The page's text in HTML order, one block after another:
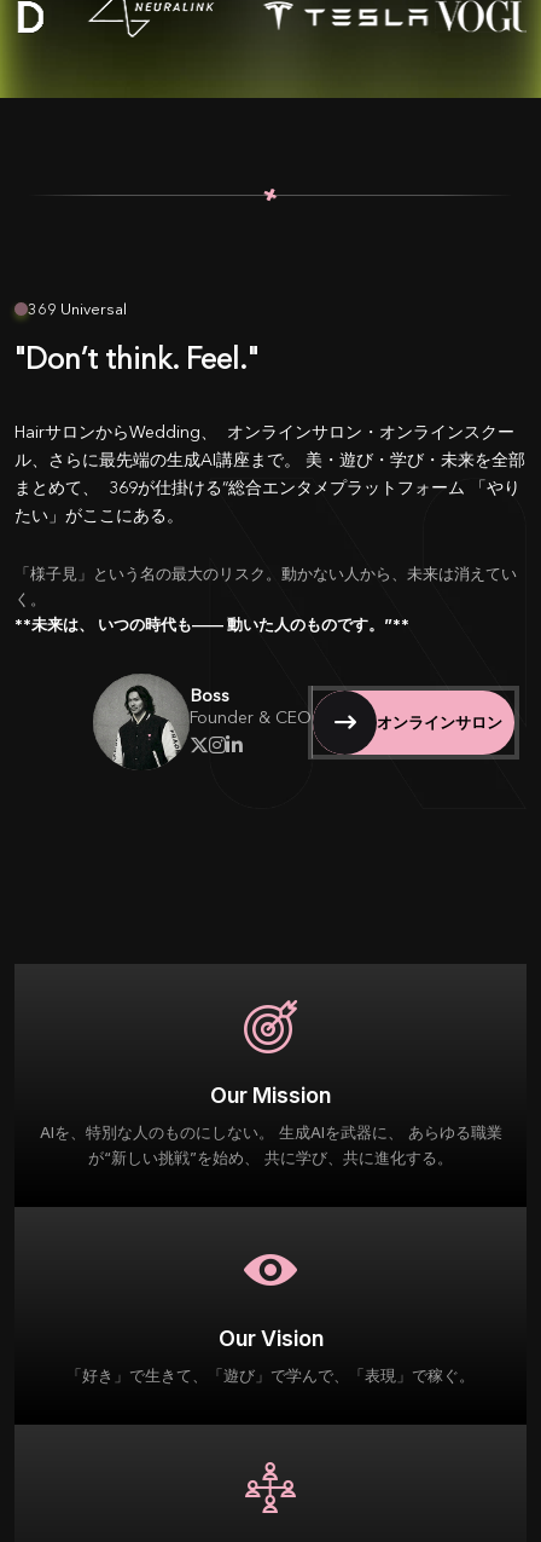
+
369 Universal
"Don’t think. Feel."
HairサロンからWedding、 オンラインサロン・オンラインスクー
ル、さらに最先端の生成AI講座まで。 美・遊び・学び・未来を全部
まとめて、 369が仕掛ける“総合エンタメプラットフォーム 「やり
たい」がここにある。
「様子見」という名の最大のリスク。動かない人から、未来は消えてい
く。
**未来は、 いつの時代も―― 動いた人のものです。”**
Boss
Founder & CEO
Our Mission
AIを、特別な人のものにしない。 生成AIを武器に、 あらゆる職業
が“新しい挑戦”を始め、 共に学び、共に進化する。
Our Vision
「好き」で生きて、「遊び」で学んで、「表現」で稼ぐ。
+